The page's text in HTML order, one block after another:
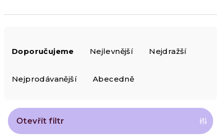
n
Doporučujeme Nejlevnější Nejdražší
Nejprodávanější Abecedně
Otevřít filtr